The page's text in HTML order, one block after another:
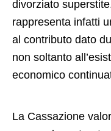
divorziato
rappresenta infatti
al contributo dato
non soltanto
economico
La Cassazione